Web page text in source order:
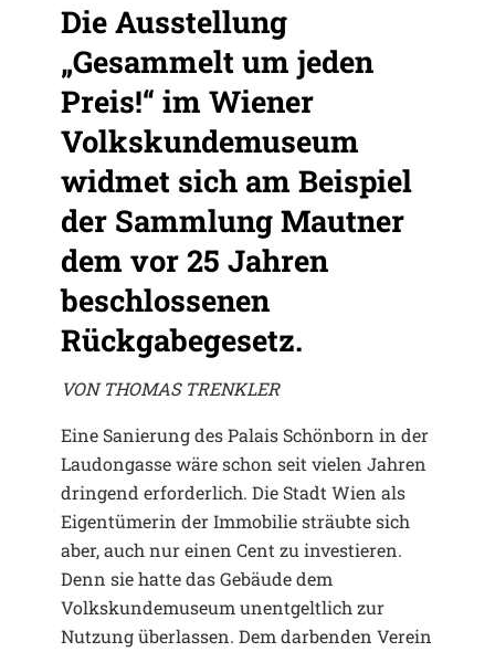
Die Ausstellung
„Gesammelt um jeden
Preis!“ im Wiener
Volkskundemuseum
widmet sich am Beispiel
der Sammlung Mautner
dem vor 25 Jahren
beschlossenen
Rückgabegesetz.
VON THOMAS TRENKLER
Eine Sanierung des Palais Schönborn in der
Laudongasse wäre schon seit vielen Jahren
dringend erforderlich. Die Stadt Wien als
Eigentümerin der Immobilie sträubte sich
aber, auch nur einen Cent zu investieren.
Denn sie hatte das Gebäude dem
Volkskundemuseum unentgeltlich zur
Nutzung überlassen. Dem darbenden Verein